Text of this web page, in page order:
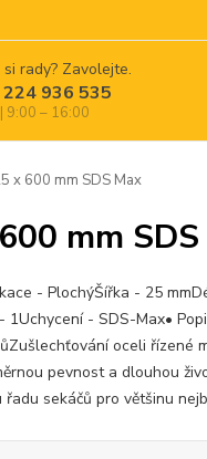
rady? Zavolejte.
936 535
9:00 – 16:00
x 600 mm SDS Max
mm
- PlochýŠířka - 25
1Uchycení - SDS-Max•
oceli řízené
pevnost a dlouhou
řadu sekáčů pro většinu